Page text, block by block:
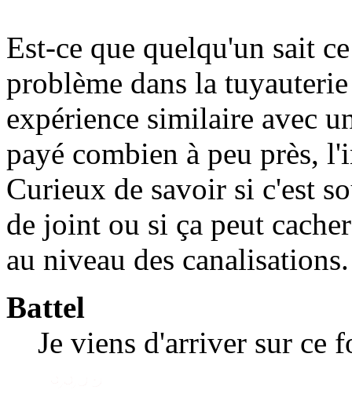
Est-ce que quelqu'un sait
problème dans la
expérience similaire avec
payé combien à peu près,
Curieux de savoir si c'est
de joint ou si ça peut
au niveau des canalisations.
Battel
Je viens d'arriver sur ce